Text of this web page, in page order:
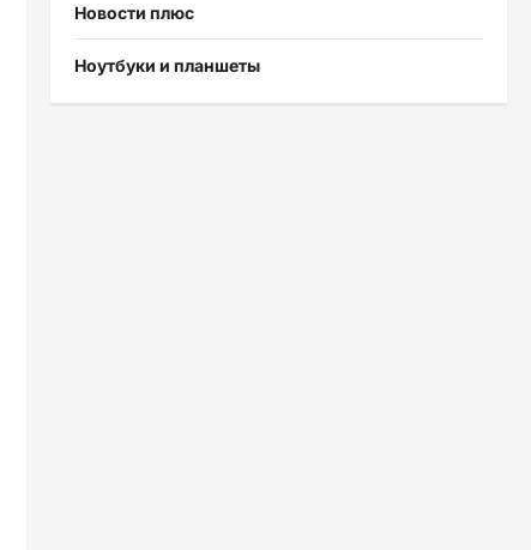
Новости плюс
Ноутбуки и планшеты